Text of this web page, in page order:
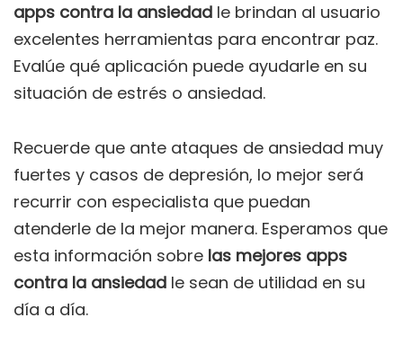
apps contra la ansiedad le brindan al usuario
excelentes herramientas para encontrar paz.
Evalúe qué aplicación puede ayudarle en su
situación de estrés o ansiedad.
Recuerde que ante ataques de ansiedad muy
fuertes y casos de depresión, lo mejor será
recurrir con especialista que puedan
atenderle de la mejor manera. Esperamos que
esta información sobre las mejores apps
contra la ansiedad le sean de utilidad en su
día a día.